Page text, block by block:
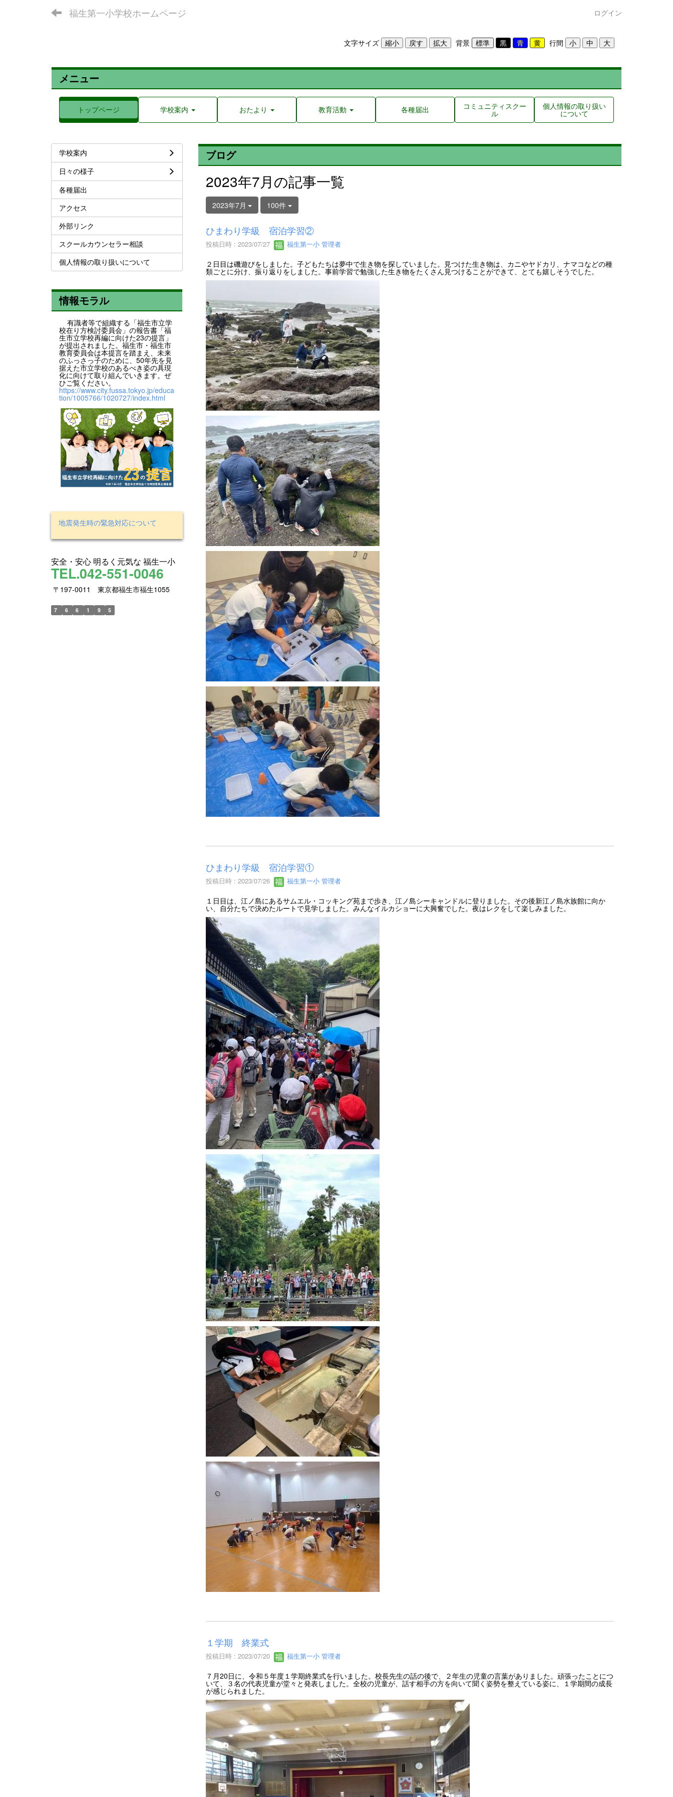
福生第一小学校ホームページ ログイン
文字サイズ 背景 行間
メニュー
トップページ 学校案内 おたより 教育活動 各種届出 コミュニティスクー
ル
個人情報の取り扱い
について
ブログ
2023年7月の記事一覧
2023年7月 100件
ひまわり学級 宿泊学習②
投稿日時 : 2023/07/27 福生第一小 管理者
２日目は磯遊びをしました。子どもたちは夢中で生き物を探していました。見つけた生き物は、カニやヤドカリ、ナマコなどの種
類ごとに分け、振り返りをしました。事前学習で勉強した生き物をたくさん見つけることができて、とても嬉しそうでした。
ひまわり学級 宿泊学習①
投稿日時 : 2023/07/26 福生第一小 管理者
１日目は、江ノ島にあるサムエル・コッキング苑まで歩き、江ノ島シーキャンドルに登りました。その後新江ノ島水族館に向か
い、自分たちで決めたルートで見学しました。みんなイルカショーに大興奮でした。夜はレクをして楽しみました。
１学期 終業式
投稿日時 : 2023/07/20 福生第一小 管理者
７月20日に、令和５年度１学期終業式を行いました。校長先生の話の後で、２年生の児童の言葉がありました。頑張ったことにつ
いて、３名の代表児童が堂々と発表しました。全校の児童が、話す相手の方を向いて聞く姿勢を整えている姿に、１学期間の成長
が感じられました。
学校案内
日々の様子
各種届出
アクセス
外部リンク
スクールカウンセラー相談
個人情報の取り扱いについて
情報モラル
有識者等で組織する「福生市立学
校在り方検討委員会」の報告書「福
生市立学校再編に向けた23の提言」
が提出されました。福生市・福生市
教育委員会は本提言を踏まえ、未来
のふっさっ子のために、50年先を見
据えた市立学校のあるべき姿の具現
化に向けて取り組んでいきます。ぜ
ひご覧ください。
https://www.city.fussa.tokyo.jp/educa
tion/1005766/1020727/index.html
地震発生時の緊急対応について
安全・安心 明るく元気な 福生一小
TEL.042-551-0046
〒197-0011 東京都福生市福生1055
7 6 6 1 9 5